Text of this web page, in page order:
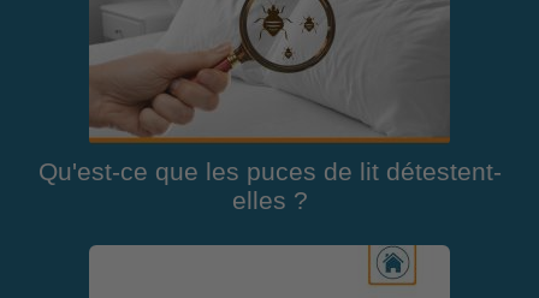
Qu'est-ce que les puces de lit détestent-
elles ?